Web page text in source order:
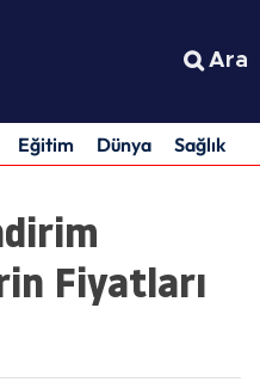
Ara
Eğitim Dünya Sağlık
Fiyatları